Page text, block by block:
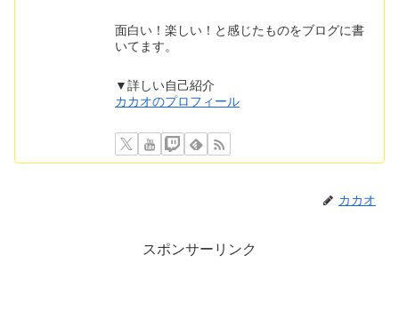
面白い！楽しい！と感じたものをブログに書
いてます。
▼詳しい自己紹介
カカオのプロフィール
カカオ
スポンサーリンク